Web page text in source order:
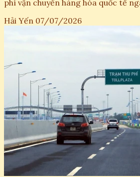
phí vận chuyển hàng hóa quốc tế
Hải Yến 07/07/2026